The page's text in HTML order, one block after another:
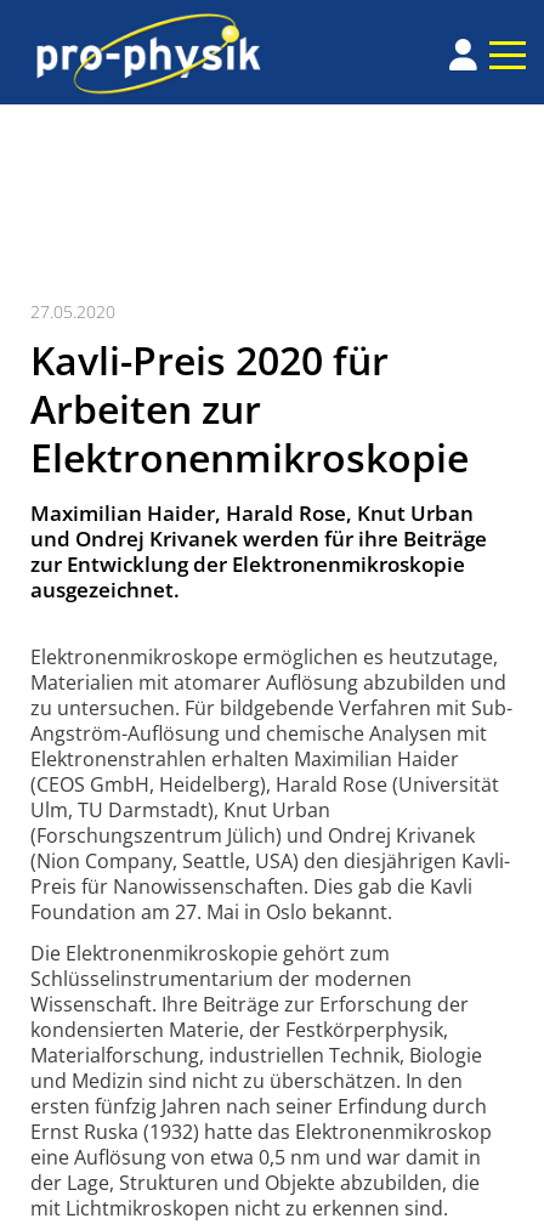
27.05.2020
Kavli-Preis 2020 für
Arbeiten zur
Elektronenmikroskopie
Maximilian Haider, Harald Rose, Knut Urban
und Ondrej Krivanek werden für ihre Beiträge
zur Entwicklung der Elektronenmikroskopie
ausgezeichnet.
Elektronenmikroskope ermöglichen es heutzutage,
Materialien mit atomarer Auflösung abzubilden und
zu untersuchen. Für bildgebende Verfahren mit Sub-
Angström-Auflösung und chemische Analysen mit
Elektronenstrahlen erhalten Maximilian Haider
(CEOS GmbH, Heidelberg), Harald Rose (Universität
Ulm, TU Darmstadt), Knut Urban
(Forschungszentrum Jülich) und Ondrej Krivanek
(Nion Company, Seattle, USA) den diesjährigen Kavli-
Preis für Nanowissenschaften. Dies gab die Kavli
Foundation am 27. Mai in Oslo bekannt.
Die Elektronenmikroskopie gehört zum
Schlüsselinstrumentarium der modernen
Wissenschaft. Ihre Beiträge zur Erforschung der
kondensierten Materie, der Festkörperphysik,
Materialforschung, industriellen Technik, Biologie
und Medizin sind nicht zu überschätzen. In den
ersten fünfzig Jahren nach seiner Erfindung durch
Ernst Ruska (1932) hatte das Elektronenmikroskop
eine Auflösung von etwa 0,5 nm und war damit in
der Lage, Strukturen und Objekte abzubilden, die
mit Lichtmikroskopen nicht zu erkennen sind.